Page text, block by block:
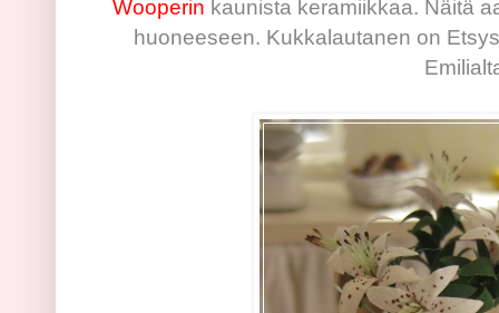
Wooperin kaunista keramiikkaa. Näitä
huoneeseen. Kukkalautanen on